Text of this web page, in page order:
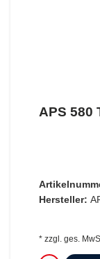
APS 580
Hersteller:
* zzgl. ges.